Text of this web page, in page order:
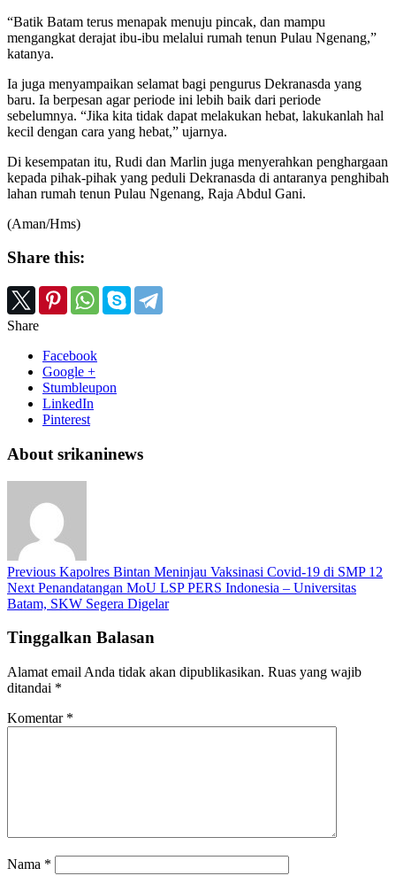
“Batik Batam terus menapak menuju pincak, dan mampu
mengangkat derajat ibu-ibu melalui rumah tenun Pulau Ngenang,”
katanya.
Ia juga menyampaikan selamat bagi pengurus Dekranasda yang
baru. Ia berpesan agar periode ini lebih baik dari periode
sebelumnya. “Jika kita tidak dapat melakukan hebat, lakukanlah hal
kecil dengan cara yang hebat,” ujarnya.
Di kesempatan itu, Rudi dan Marlin juga menyerahkan penghargaan
kepada pihak-pihak yang peduli Dekranasda di antaranya penghibah
lahan rumah tenun Pulau Ngenang, Raja Abdul Gani.
(Aman/Hms)
Share this:
Share
Facebook
Google +
Stumbleupon
LinkedIn
Pinterest
About srikaninews
Previous Kapolres Bintan Meninjau Vaksinasi Covid-19 di SMP 12
Next Penandatangan MoU LSP PERS Indonesia – Universitas
Batam, SKW Segera Digelar
Tinggalkan Balasan
Alamat email Anda tidak akan dipublikasikan. Ruas yang wajib
ditandai *
Komentar *
Nama *